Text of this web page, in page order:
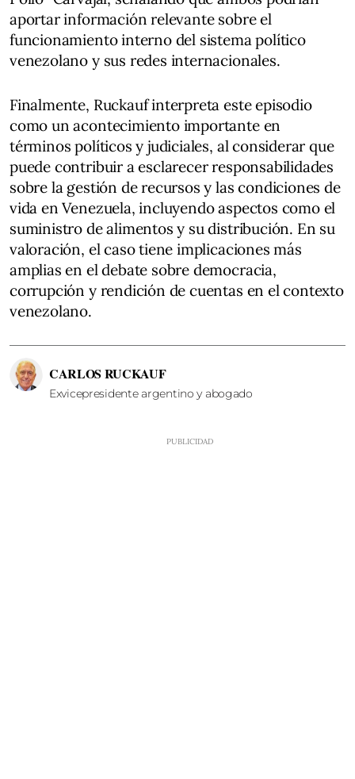
aportar información relevante sobre el
funcionamiento interno del sistema político
venezolano y sus redes internacionales.
Finalmente, Ruckauf interpreta este episodio
como un acontecimiento importante en
términos políticos y judiciales, al considerar que
puede contribuir a esclarecer responsabilidades
sobre la gestión de recursos y las condiciones de
vida en Venezuela, incluyendo aspectos como el
suministro de alimentos y su distribución. En su
valoración, el caso tiene implicaciones más
amplias en el debate sobre democracia,
corrupción y rendición de cuentas en el contexto
venezolano.
CARLOS RUCKAUF
Exvicepresidente argentino y abogado